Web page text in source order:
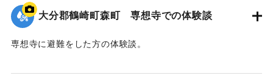
｜固有コード:00481080
大分郡鶴崎町森町 専想寺での体験談
専想寺に避難をした方の体験談。
流されてきた家が境内のムクノキに引っかかった。